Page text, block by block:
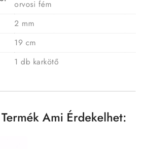
orvosi fém
2 mm
19 cm
1 db karkötő
Ami Érdekelhet: